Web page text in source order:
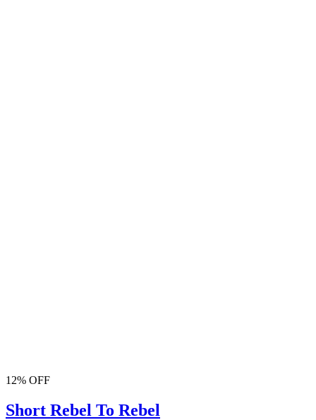
12% OFF
Short Rebel To Rebel